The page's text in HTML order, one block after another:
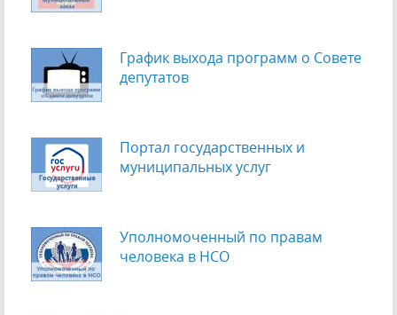
График выхода программ о Cовете
депутатов
Портал государственных и
муниципальных услуг
Уполномоченный по правам
человека в НСО